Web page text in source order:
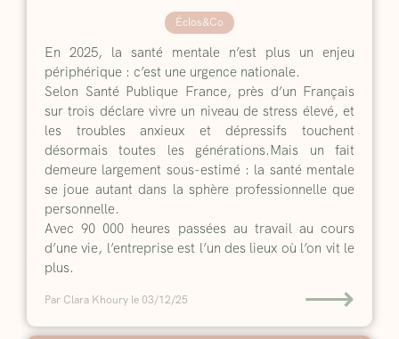
Éclos&Co
En 2025, la santé mentale n’est plus un enjeu
périphérique : c’est une urgence nationale.
Selon Santé Publique France, près d’un Français
sur trois déclare vivre un niveau de stress élevé, et
les troubles anxieux et dépressifs touchent
désormais toutes les générations.Mais un fait
demeure largement sous-estimé : la santé mentale
se joue autant dans la sphère professionnelle que
personnelle.
Avec 90 000 heures passées au travail au cours
d’une vie, l’entreprise est l’un des lieux où l’on vit le
plus.
Par Clara Khoury le 03/12/25 ⟶